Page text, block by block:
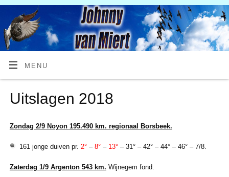
MENU
Uitslagen 2018
Zondag 2/9 Noyon 195.490 km. regionaal Borsbeek.
161 jonge duiven pr. 2°– 8°– 13°– 31° – 42° – 44° – 46° – 7/8.
Zaterdag 1/9 Argenton 543 km. Wijnegem fond.